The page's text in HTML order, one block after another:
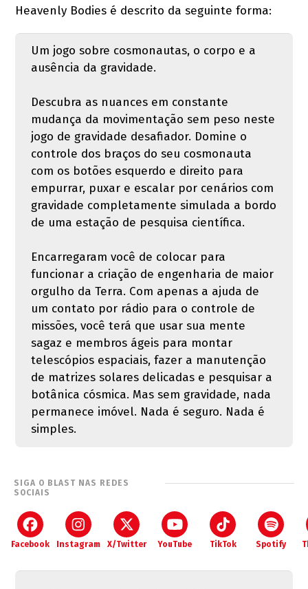
Heavenly Bodies é descrito da seguinte forma:
Um jogo sobre cosmonautas, o corpo e a
ausência da gravidade.
Descubra as nuances em constante
mudança da movimentação sem peso neste
jogo de gravidade desafiador. Domine o
controle dos braços do seu cosmonauta
com os botões esquerdo e direito para
empurrar, puxar e escalar por cenários com
gravidade completamente simulada a bordo
de uma estação de pesquisa científica.
Encarregaram você de colocar para
funcionar a criação de engenharia de maior
orgulho da Terra. Com apenas a ajuda de
um contato por rádio para o controle de
missões, você terá que usar sua mente
sagaz e membros ágeis para montar
telescópios espaciais, fazer a manutenção
de matrizes solares delicadas e pesquisar a
botânica cósmica. Mas sem gravidade, nada
permanece imóvel. Nada é seguro. Nada é
simples.
SIGA O BLAST NAS REDES
SOCIAIS
Facebook Instagram X/Twitter YouTube TikTok Spotify